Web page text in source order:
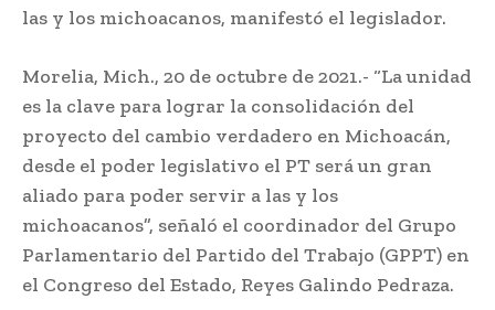
las y los michoacanos, manifestó el legislador.
Morelia, Mich., 20 de octubre de 2021.- “La unidad
es la clave para lograr la consolidación del
proyecto del cambio verdadero en Michoacán,
desde el poder legislativo el PT será un gran
aliado para poder servir a las y los
michoacanos”, señaló el coordinador del Grupo
Parlamentario del Partido del Trabajo (GPPT) en
el Congreso del Estado, Reyes Galindo Pedraza.